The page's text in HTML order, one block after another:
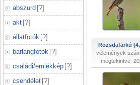
abszurd [?]
akt [?]
állatfotók [?]
barlangfotók [?]
családi/emlékkép [?]
csendélet [?]
Rozsdafarkú
vélemények
megtekintve: